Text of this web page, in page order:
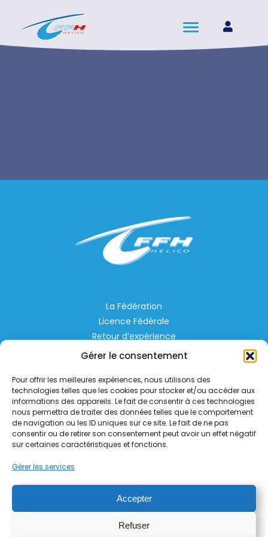
Gérer le consentement
Pour offrir les meilleures expériences, nous utilisons des
technologies telles que les cookies pour stocker et/ou accéder aux
informations des appareils. Le fait de consentir à ces technologies
nous permettra de traiter des données telles que le comportement
de navigation ou les ID uniques sur ce site. Le fait de ne pas
consentir ou de retirer son consentement peut avoir un effet négatif
sur certaines caractéristiques et fonctions.
Gérer les services
Accepter
Refuser
La Fédération
Licence Fédérale
Retour d’expérience
Espace Privé
Liens Utiles
Aérodrome de Lognes Emerainville
77185 LOGNES
contact@helico.org